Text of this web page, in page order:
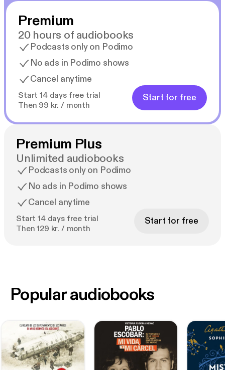
Men hvorfor blev industriens skruppelløse bedrag
ikke opdaget i tide af de almægtige hackere i
MediLeaks, der overvåger medicinalindustrien
indefra?
Uglens øje er en spændingsroman om vores evige
kamp for at finde sandheden og for at få lov at
beholde dem, vi elsker.
Premium
20 hours of audiobooks
Podcasts only on Podimo
No ads in Podimo shows
Cancel anytime
Start 14 days free trial
Then 99 kr. / month
Start for free
Premium Plus
Unlimited audiobooks
Podcasts only on Podimo
No ads in Podimo shows
Cancel anytime
Start 14 days free trial
Then 129 kr. / month
Start for free
Popular audiobooks